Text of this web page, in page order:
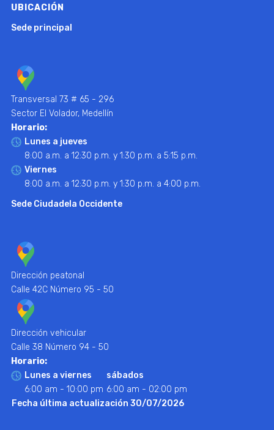
UBICACIÓN
Sede principal
Transversal 73 # 65 - 296
Sector El Volador, Medellín
Horario:
Lunes a jueves
8:00 a.m. a 12:30 p.m. y 1:30 p.m. a 5:15 p.m.
Viernes
8:00 a.m. a 12:30 p.m. y 1:30 p.m. a 4:00 p.m.
Sede Ciudadela Occidente
Dirección peatonal
Calle 42C Número 95 - 50
Dirección vehicular
Calle 38 Número 94 - 50
Horario:
Lunes a viernes
6:00 am - 10:00 pm
sábados
6:00 am - 02:00 pm
Fecha última actualización 30/07/2026